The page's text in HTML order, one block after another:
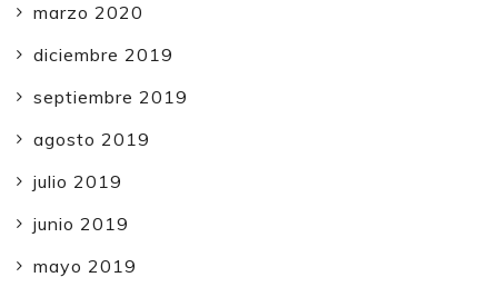
marzo 2020
diciembre 2019
septiembre 2019
agosto 2019
julio 2019
junio 2019
mayo 2019